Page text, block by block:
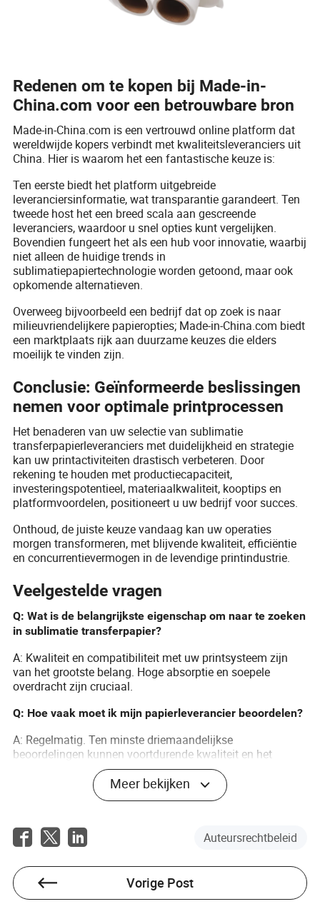
Redenen om te kopen bij Made-in-
China.com voor een betrouwbare bron
Made-in-China.com is een vertrouwd online platform dat
wereldwijde kopers verbindt met kwaliteitsleveranciers uit
China. Hier is waarom het een fantastische keuze is:
Ten eerste biedt het platform uitgebreide
leveranciersinformatie, wat transparantie garandeert. Ten
tweede host het een breed scala aan gescreende
leveranciers, waardoor u snel opties kunt vergelijken.
Bovendien fungeert het als een hub voor innovatie, waarbij
niet alleen de huidige trends in
sublimatiepapiertechnologie worden getoond, maar ook
opkomende alternatieven.
Overweeg bijvoorbeeld een bedrijf dat op zoek is naar
milieuvriendelijkere papieropties; Made-in-China.com biedt
een marktplaats rijk aan duurzame keuzes die elders
moeilijk te vinden zijn.
Conclusie: Geïnformeerde beslissingen
nemen voor optimale printprocessen
Het benaderen van uw selectie van sublimatie
transferpapierleveranciers met duidelijkheid en strategie
kan uw printactiviteiten drastisch verbeteren. Door
rekening te houden met productiecapaciteit,
investeringspotentieel, materiaalkwaliteit, kooptips en
platformvoordelen, positioneert u uw bedrijf voor succes.
Onthoud, de juiste keuze vandaag kan uw operaties
morgen transformeren, met blijvende kwaliteit, efficiëntie
en concurrentievermogen in de levendige printindustrie.
Veelgestelde vragen
Q: Wat is de belangrijkste eigenschap om naar te zoeken
in sublimatie transferpapier?
A: Kwaliteit en compatibiliteit met uw printsysteem zijn
van het grootste belang. Hoge absorptie en soepele
overdracht zijn cruciaal.
Q: Hoe vaak moet ik mijn papierleverancier beoordelen?
A: Regelmatig. Ten minste driemaandelijkse
beoordelingen kunnen voortdurende kwaliteit en het
vermogen om aan de vraag te voldoen garanderen.
Q: Is het risicovol om van leverancier te wisselen?
maar beheersbaar met goede planning en voldoende
testen.
Meer bekijken
Auteursrechtbeleid
Vorige Post